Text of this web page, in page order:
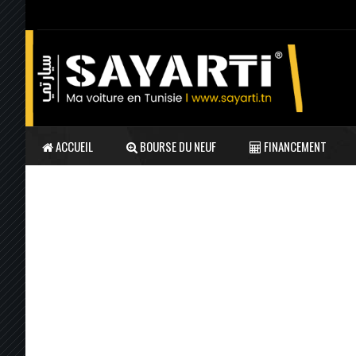
ACCUEIL BOURSE DU NEUF FINANCEMENT